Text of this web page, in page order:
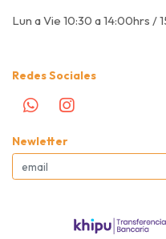
Lun a Vie 10:30 a 14:00hrs /
Redes Sociales
Newletter